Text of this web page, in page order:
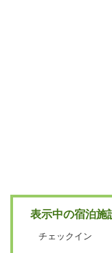
表示中の宿泊施
チェックイン